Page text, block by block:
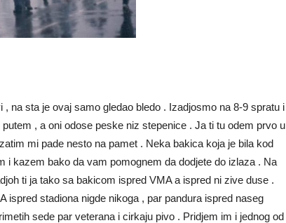
na sta je ovaj samo gledao bledo . Izadjosmo na 8-9 spratu i
, a oni odose peske niz stepenice . Ja ti tu odem prvo u
mi pade nesto na pamet . Neka bakica koja je bila kod
i kazem bako da vam pomognem da dodjete do izlaza . Na
ti ja tako sa bakicom ispred VMA a ispred ni zive duse .
ispred stadiona nigde nikoga , par pandura ispred naseg
sede par veterana i cirkaju pivo . Pridjem im i jednog od